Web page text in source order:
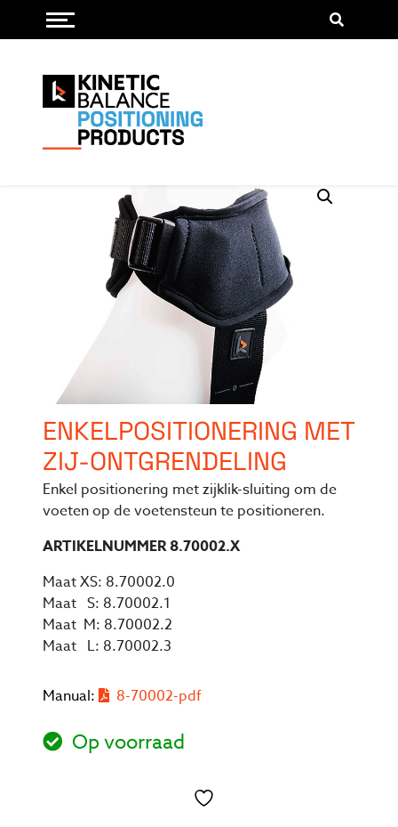
Menu openen/sluiten
Enkel
ENKELPOSITIONERING MET
ZIJ-ONTGRENDELING
Enkel positionering met zijklik-sluiting om de
voeten op de voetensteun te positioneren.
ARTIKELNUMMER 8.70002.X
Maat XS: 8.70002.0
Maat S: 8.70002.1
Maat M: 8.70002.2
Maat L: 8.70002.3
Manual: 8-70002-pdf
Op voorraad